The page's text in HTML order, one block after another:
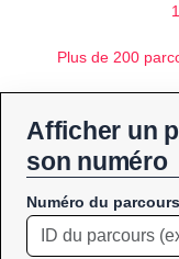
Plus de 200
Afficher un
son numéro
Numéro du